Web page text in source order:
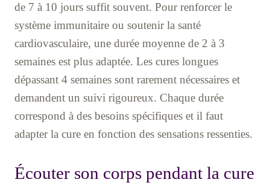
de 7 à 10 jours suffit souvent. Pour renforcer le
système immunitaire ou soutenir la santé
cardiovasculaire, une durée moyenne de 2 à 3
semaines est plus adaptée. Les cures longues
dépassant 4 semaines sont rarement nécessaires et
demandent un suivi rigoureux. Chaque durée
correspond à des besoins spécifiques et il faut
adapter la cure en fonction des sensations ressenties.
Écouter son corps pendant la cure